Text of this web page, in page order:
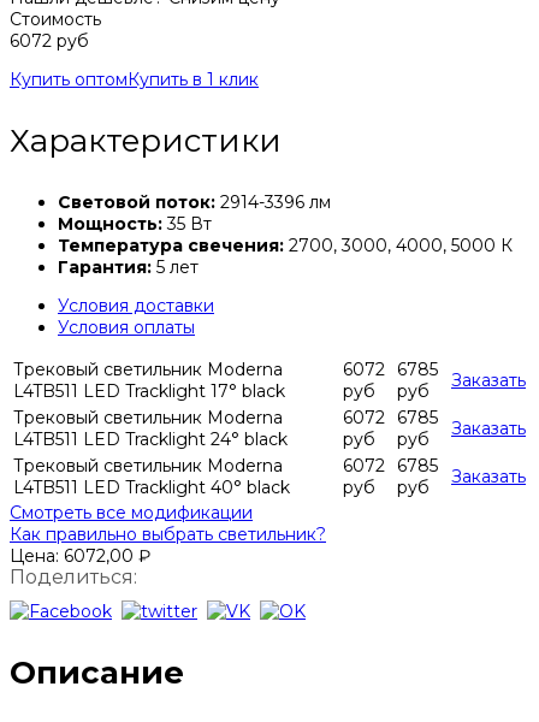
Стоимость
6072 руб
Купить оптом Купить в 1 клик
Характеристики
Световой поток: 2914-3396 лм
Мощность:35 Вт
Температура свечения: 2700, 3000, 4000, 5000 К
Гарантия: 5 лет
Условия доставки
Условия оплаты
Трековый светильник Moderna
L4TB511 LED Tracklight 17° black
6072
руб
6785
руб
Заказать
Трековый светильник Moderna
L4TB511 LED Tracklight 24° black
6072
руб
6785
руб
Заказать
Трековый светильник Moderna
L4TB511 LED Tracklight 40° black
6072
руб
6785
руб
Заказать
Смотреть все модификации
Как правильно выбрать светильник?
Цена: 6072,00 ₽
Поделиться:
Описание